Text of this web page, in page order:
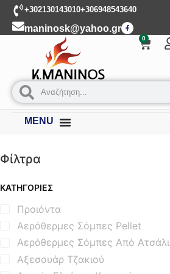
+302130143010+306948543640
maninosk@yahoo.gr
0
MENU
Φίλτρα
ΚΑΤΗΓΟΡΊΕΣ
Προιόντα
Αερόθερμες Σόμπες Pellet
Αερόθερμες Σόμπες Από Ατσάλι
Αξεσουάρ Τζακιού